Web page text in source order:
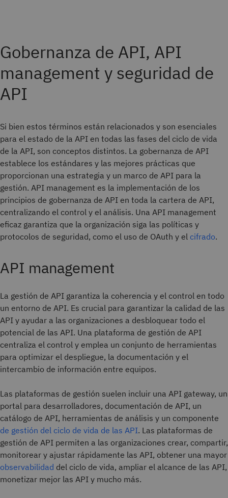
Gobernanza de API, API
management y seguridad de
API
Si bien estos términos están relacionados y son esenciales
para el estado de la API en todas las fases del ciclo de vida
de la API, son conceptos distintos. La gobernanza de API
establece los estándares y las mejores prácticas que
proporcionan una estrategia y un marco de API para la
gestión. API management es la implementación de los
principios de gobernanza de API en toda la cartera de API,
centralizando el control y el análisis. Una API management
eficaz garantiza que la organización siga las políticas y
protocolos de seguridad, como el uso de OAuth y el cifrado.
API management
La gestión de API garantiza la coherencia y el control en todo
un entorno de API. Es crucial para garantizar la calidad de las
API y ayudar a las organizaciones a desbloquear todo el
potencial de las API. Una plataforma de gestión de API
centraliza el control y emplea un conjunto de herramientas
para optimizar el despliegue, la documentación y el
intercambio de información entre equipos.
Las plataformas de gestión suelen incluir una API gateway, un
portal para desarrolladores, documentación de API, un
catálogo de API, herramientas de análisis y un componente
de gestión del ciclo de vida de las API. Las plataformas de
gestión de API permiten a las organizaciones crear, compartir,
monitorear y ajustar rápidamente las API, obtener una mayor
observabilidad del ciclo de vida, ampliar el alcance de las API,
monetizar mejor las API y mucho más.